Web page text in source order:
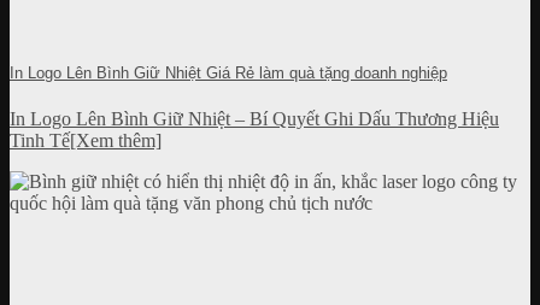
In Logo Lên Bình Giữ Nhiệt Giá Rẻ làm quà tặng doanh nghiệp
In Logo Lên Bình Giữ Nhiệt – Bí Quyết Ghi Dấu Thương Hiệu
Tinh Tế[Xem thêm]